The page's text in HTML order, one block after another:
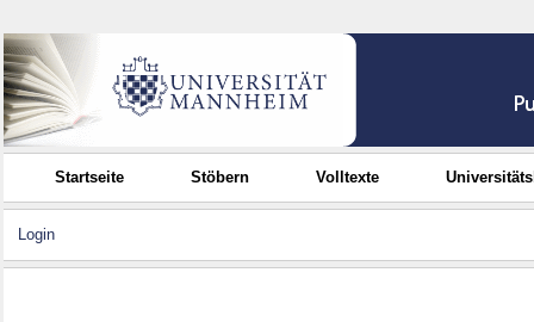
Startseite Stöbern Volltexte
Login